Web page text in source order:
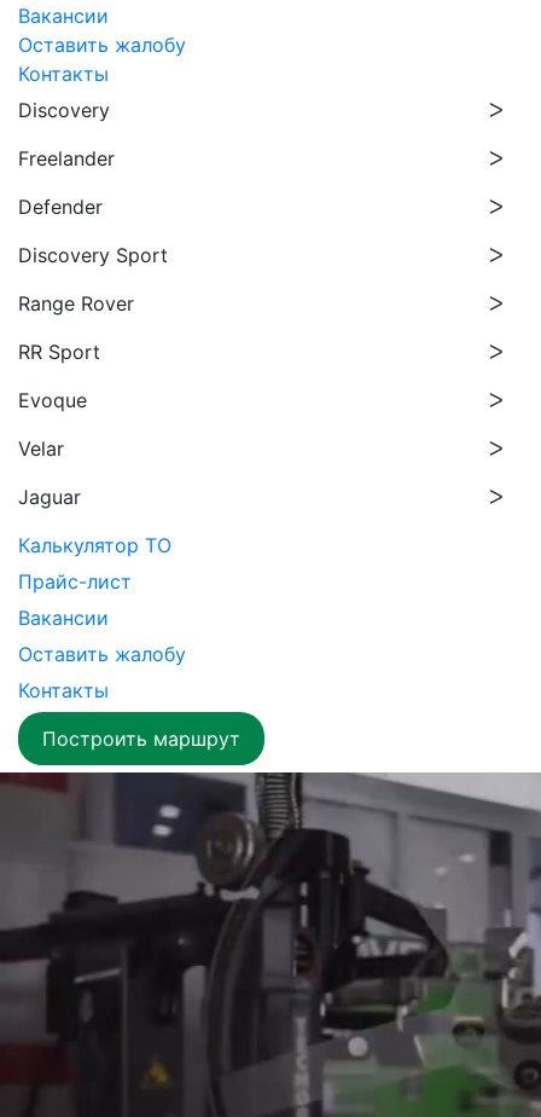
Вакансии
Оставить жалобу
Контакты
Discovery
Freelander
Defender
Discovery Sport
Range Rover
RR Sport
Evoque
Velar
Jaguar
Калькулятор ТО
Прайс-лист
Вакансии
Оставить жалобу
Контакты
Построить маршрут